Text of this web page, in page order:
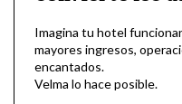
Imagina tu hotel
mayores ingresos,
encantados.
Velma lo hace posible.